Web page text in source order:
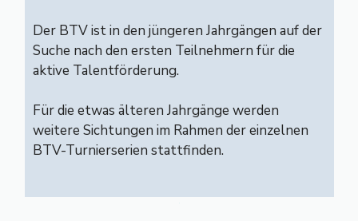
Der BTV ist in den jüngeren Jahrgängen auf der
Suche nach den ersten Teilnehmern für die
aktive Talentförderung.
Für die etwas älteren Jahrgänge werden
weitere Sichtungen im Rahmen der einzelnen
BTV-Turnierserien stattfinden.